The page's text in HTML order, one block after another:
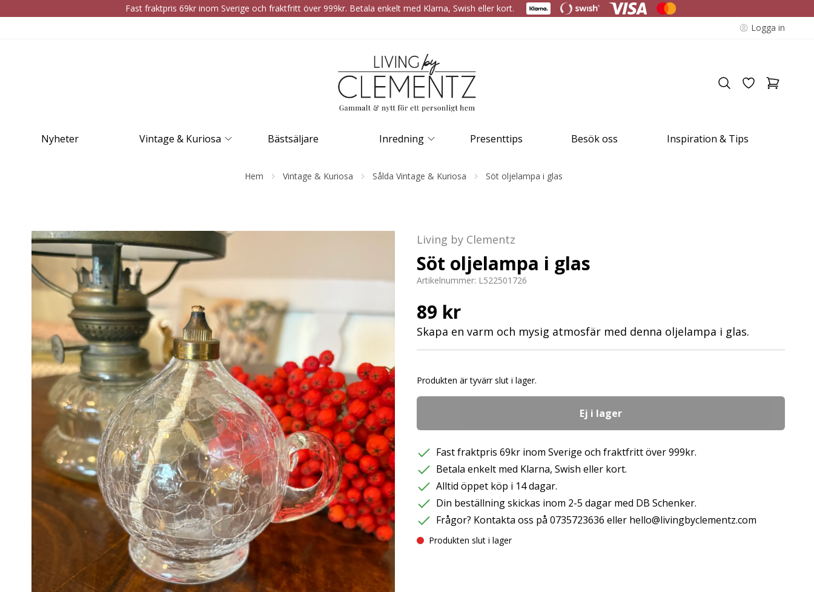
Fast fraktpris 69kr inom Sverige och fraktfritt över 999kr. Betala enkelt med Klarna, Swish eller kort.
Logga in
Nyheter Vintage & Kuriosa Bästsäljare Inredning Presenttips Besök oss Inspiration & Tips
Hem Vintage & Kuriosa Sålda Vintage & Kuriosa Söt oljelampa i glas
Living by Clementz
Söt oljelampa i glas
Artikelnummer: L522501726
89 kr
Skapa en varm och mysig atmosfär med denna oljelampa i glas.
Produkten är tyvärr slut i lager.
Ej i lager
Fast fraktpris 69kr inom Sverige och fraktfritt över 999kr.
Betala enkelt med Klarna, Swish eller kort.
Alltid öppet köp i 14 dagar.
Din beställning skickas inom 2-5 dagar med DB Schenker.
Frågor? Kontakta oss på 0735723636 eller hello@livingbyclementz.com
Produkten slut i lager